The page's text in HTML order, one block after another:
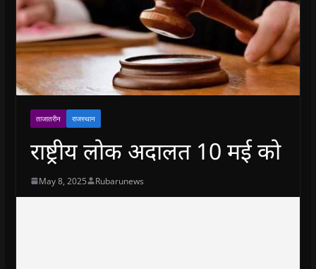
ताजातरीन राजस्थान
राष्ट्रीय लोक अदालत 10 मई को
May 8, 2025 Rubarunews